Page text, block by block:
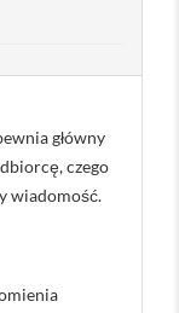
główny
czego
wiadomość.